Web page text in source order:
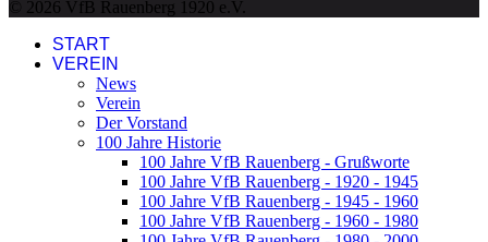
© 2026 VfB Rauenberg 1920 e.V.
START
VEREIN
News
Verein
Der Vorstand
100 Jahre Historie
100 Jahre VfB Rauenberg - Grußworte
100 Jahre VfB Rauenberg - 1920 - 1945
100 Jahre VfB Rauenberg - 1945 - 1960
100 Jahre VfB Rauenberg - 1960 - 1980